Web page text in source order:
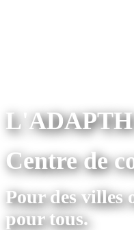
L'ADAPTH
Centre de
Pour des villes
pour tous.